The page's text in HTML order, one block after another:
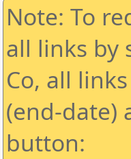
Note: To
all links by
Co, all
(end-date)
button: